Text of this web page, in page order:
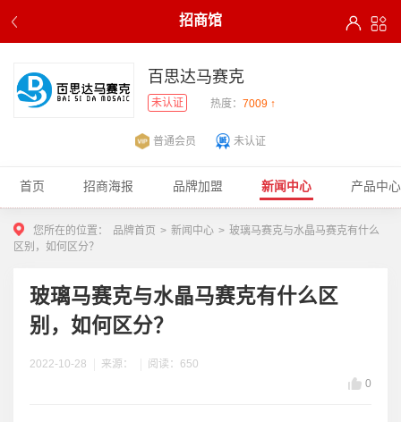
招商馆
百思达马赛克
未认证 热度： 7009 ↑
普通会员 未认证
首页 招商海报 品牌加盟 新闻中心 产品中心
您所在的位置： 品牌首页 > 新闻中心 > 玻璃马赛克与水晶马赛克有什么
区别，如何区分？
玻璃马赛克与水晶马赛克有什么区
别，如何区分？
2022-10-28 来源：
阅读：650
0